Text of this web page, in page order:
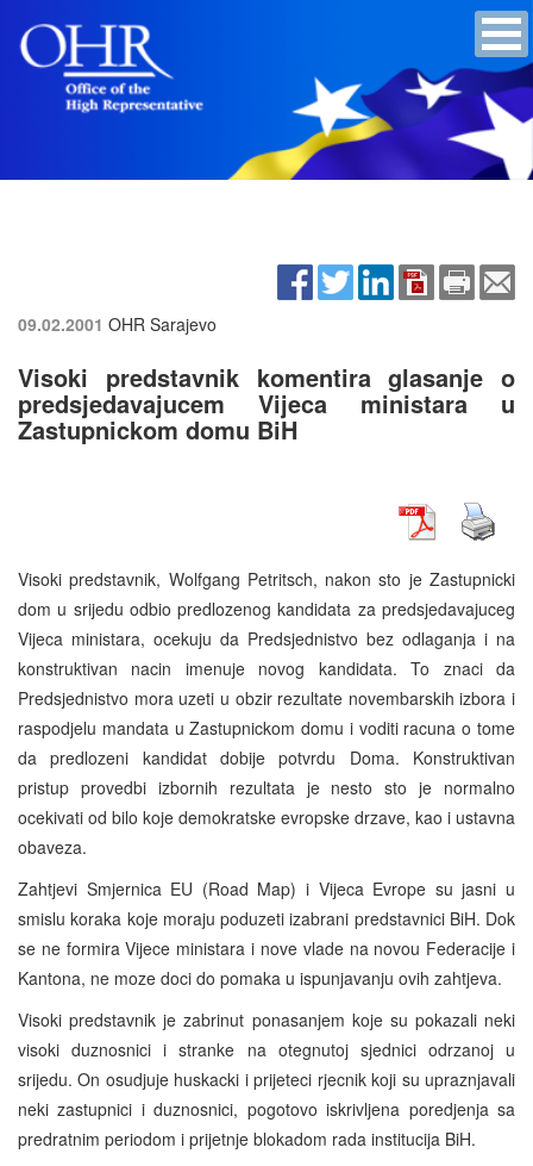
09.02.2001 OHR Sarajevo
Visoki predstavnik komentira glasanje o
predsjedavajucem Vijeca ministara u
Zastupnickom domu BiH
Visoki predstavnik, Wolfgang Petritsch, nakon sto je Zastupnicki
dom u srijedu odbio predlozenog kandidata za predsjedavajuceg
Vijeca ministara, ocekuju da Predsjednistvo bez odlaganja i na
konstruktivan nacin imenuje novog kandidata. To znaci da
Predsjednistvo mora uzeti u obzir rezultate novembarskih izbora i
raspodjelu mandata u Zastupnickom domu i voditi racuna o tome
da predlozeni kandidat dobije potvrdu Doma. Konstruktivan
pristup provedbi izbornih rezultata je nesto sto je normalno
ocekivati od bilo koje demokratske evropske drzave, kao i ustavna
obaveza.
Zahtjevi Smjernica EU (Road Map) i Vijeca Evrope su jasni u
smislu koraka koje moraju poduzeti izabrani predstavnici BiH. Dok
se ne formira Vijece ministara i nove vlade na novou Federacije i
Kantona, ne moze doci do pomaka u ispunjavanju ovih zahtjeva.
Visoki predstavnik je zabrinut ponasanjem koje su pokazali neki
visoki duznosnici i stranke na otegnutoj sjednici odrzanoj u
srijedu. On osudjuje huskacki i prijeteci rjecnik koji su upraznjavali
neki zastupnici i duznosnici, pogotovo iskrivljena poredjenja sa
predratnim periodom i prijetnje blokadom rada institucija BiH.